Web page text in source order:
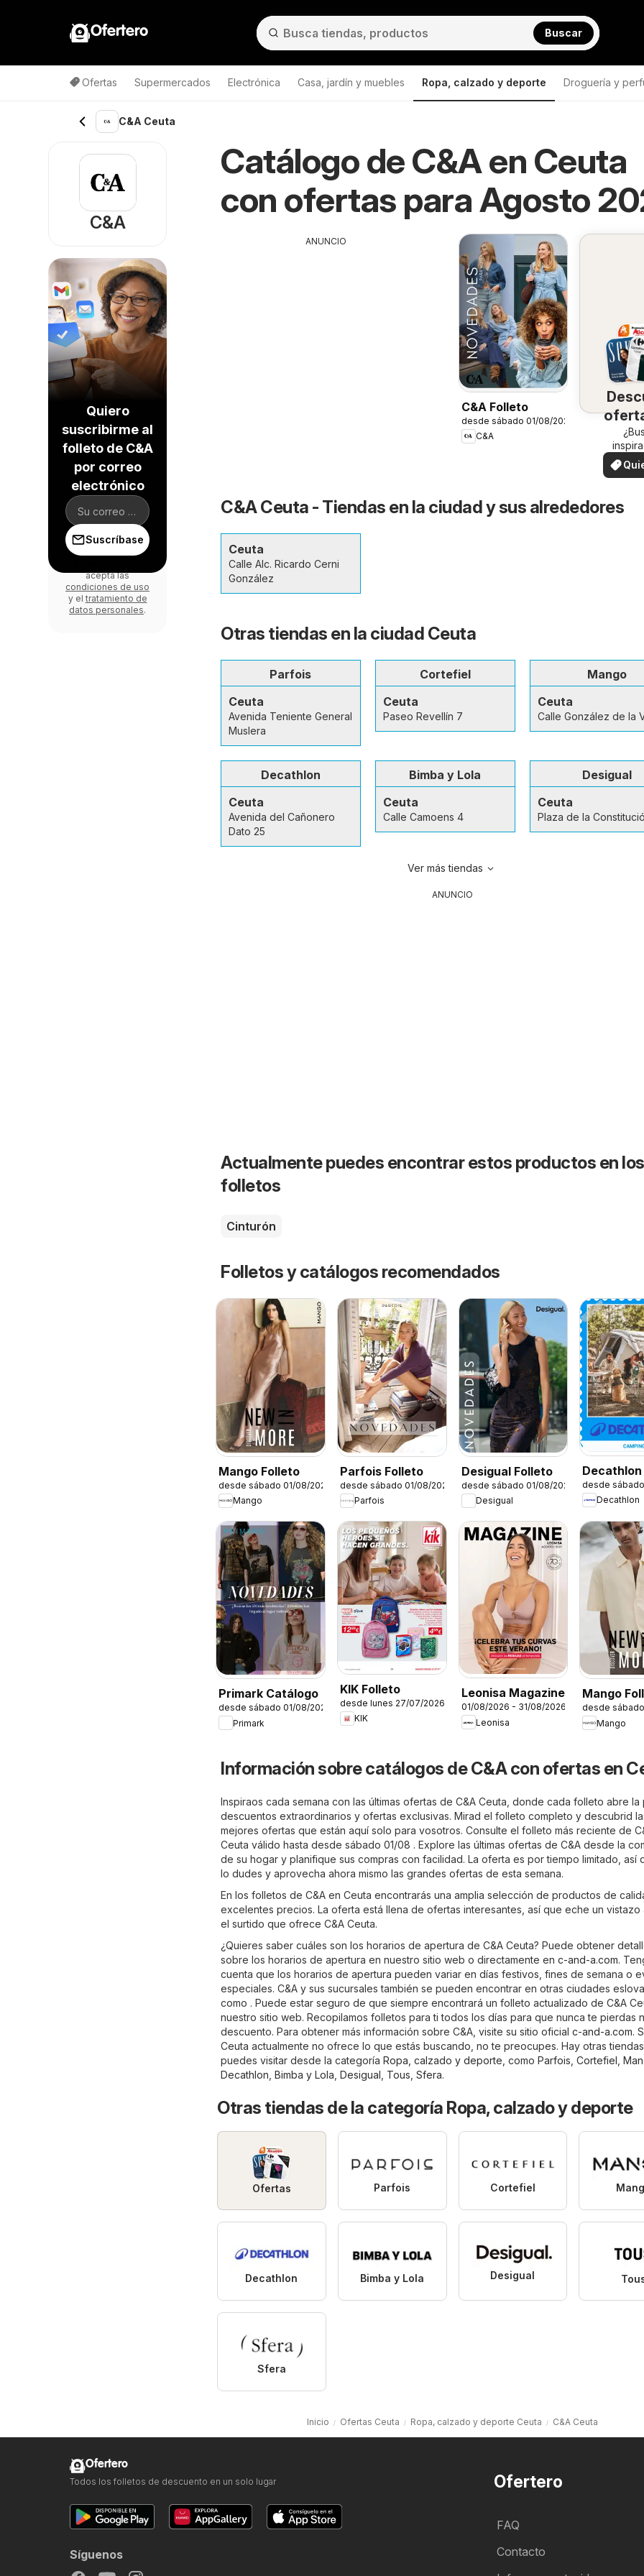
Ofertero Buscar
Ofertas Supermercados Electrónica Casa, jardín y muebles Ropa, calzado y deporte Droguería y
C&A Ceuta
Catálogo de C&A en Ceuta
con ofertas para Agosto
ANUNCIO
C&A Folleto
desde sábado 01/08/2026
C&A
su
¡Vea
en su
ver
C&A Ceuta - Tiendas en la ciudad y sus alrededores
Ceuta
Calle Alc. Ricardo Cerni
González
Otras tiendas en la ciudad Ceuta
Parfois
Ceuta
Avenida Teniente General
Muslera
Cortefiel
Ceuta
Paseo Revellín 7
Mango
Ceuta
Calle González de la
Decathlon
Ceuta
Avenida del Cañonero
Dato 25
Bimba y Lola
Ceuta
Calle Camoens 4
Desigual
Ceuta
Plaza de la
Ver más tiendas
ANUNCIO
Actualmente puedes encontrar estos productos en los
folletos
Cinturón
Folletos y catálogos recomendados
Mango Folleto
desde sábado 01/08/2026
Mango
Parfois Folleto
desde sábado 01/08/2026
Parfois
Desigual Folleto
desde sábado 01/08/2026
Desigual
estacional
desde sábado
Decathlon
Primark Catálogo
desde sábado 01/08/2026
Primark
KIK Folleto
desde lunes 27/07/2026
KIK
Leonisa Magazine
01/08/2026 - 31/08/2026
Leonisa
Mango
desde sábado
Mango
Información sobre catálogos de C&A con ofertas en
Inspiraos cada semana con las últimas ofertas de C&A Ceuta, donde cada folleto abre la
descuentos extraordinarios y ofertas exclusivas. Mirad el folleto completo y descubrid
mejores ofertas que están aquí solo para vosotros. Consulte el folleto más reciente de
Ceuta válido hasta desde sábado 01/08 . Explore las últimas ofertas de C&A desde la
de su hogar y planifique sus compras con facilidad. La oferta es por tiempo limitado, así
lo dudes y aprovecha ahora mismo las grandes ofertas de esta semana.
En los folletos de C&A en Ceuta encontrarás una amplia selección de productos de
excelentes precios. La oferta está llena de ofertas interesantes, así que eche un vistazo
el surtido que ofrece C&A Ceuta.
¿Quieres saber cuáles son los horarios de apertura de C&A Ceuta? Puede obtener
sobre los horarios de apertura en nuestro sitio web o directamente en c-and-a.com.
cuenta que los horarios de apertura pueden variar en días festivos, fines de semana o
especiales. C&A y sus sucursales también se pueden encontrar en otras ciudades
como . Puede estar seguro de que siempre encontrará un folleto actualizado de C&A
nuestro sitio web. Recopilamos folletos para ti todos los días para que nunca te pierdas
descuento. Para obtener más información sobre C&A, visite su sitio oficial c-and-a.com.
Ceuta actualmente no ofrece lo que estás buscando, no te preocupes. Hay otras
puedes visitar desde la categoría Ropa, calzado y deporte , como Parfois Cortefiel
Decathlon Bimba y Lola Desigual Tous Sfera.
Otras tiendas de la categoría Ropa, calzado y deporte
Ofertas Parfois Cortefiel
Decathlon Bimba y Lola Desigual
Sfera
Inicio Ofertas Ceuta Ropa, calzado y deporte Ceuta C&A Ceuta
C&A
Quiero
suscribirme al
folleto de C&A
por correo
electrónico
Suscríbase
acepta las
condiciones de uso
y el tratamiento de
datos personales.
Ofertero
FAQ
Contacto
Ofertero
Todos los folletos de descuento en un solo lugar
Síguenos